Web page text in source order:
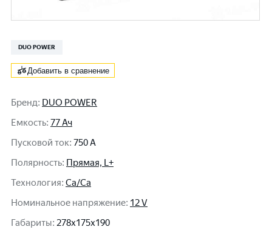
DUO POWER
Добавить в сравнение
Бренд: DUO POWER
Емкость: 77 Ач
Пусковой ток: 750 A
Полярность: Прямая, L+
Технология: Ca/Ca
Номинальное напряжение: 12 V
Габариты: 278x175x190